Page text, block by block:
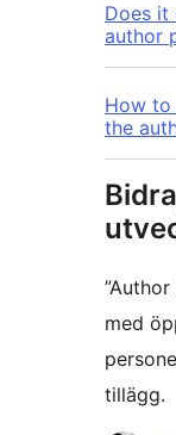
Does it
author
How to
the
med
tillägg.